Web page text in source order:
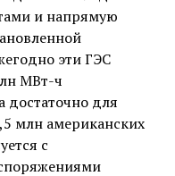
и напрямую
эти ГЭС
МВт-ч
достаточно для
млн американских
с